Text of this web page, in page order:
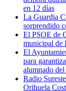
en 12 días
La Guardia
sorprendido
El PSOE de
municipal de
El
para
alumnado
Radio
Orihuela